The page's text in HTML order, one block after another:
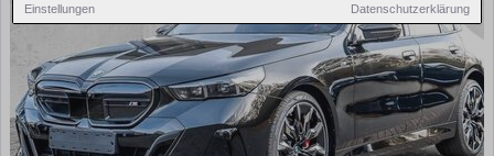
Einstellungen Datenschutzerklärung